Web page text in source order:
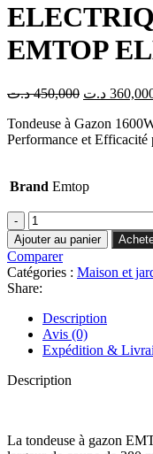
EMTOP
450,000 د.ت
Le
initial
était :
د.ت
Tondeuse à Gazon
Performance et Efficacité
Brand Emtop
quantité
de
TONDEUSE
A
GAZON
ELECTRIQUE
1600W-
EMTOP
ELM0380
Ajouter au panier
Comparer
Catégories : Maison et
Share:
Description
Avis (0)
Expédition &
Description
La tondeuse à gazon